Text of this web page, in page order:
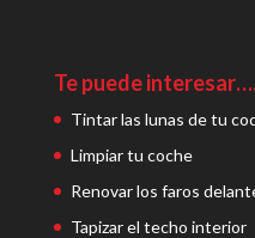
Te puede
Tintar las lunas de tu
Limpiar tu coche
Renovar los faros
Tapizar el techo interior